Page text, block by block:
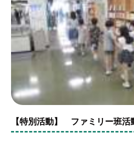
【特別活動】 ファミリー班活